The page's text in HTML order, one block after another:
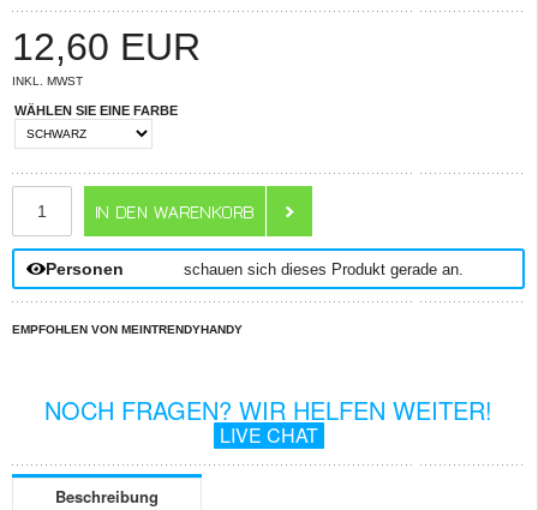
12,60 EUR
INKL. MWST
WÄHLEN SIE EINE FARBE
Personen schauen sich dieses Produkt gerade an.
EMPFOHLEN VON MEINTRENDYHANDY
NOCH FRAGEN? WIR HELFEN WEITER!
LIVE CHAT
Beschreibung